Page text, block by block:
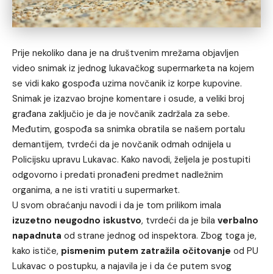
Prije nekoliko dana je na društvenim mrežama objavljen
video snimak iz jednog lukavačkog supermarketa na kojem
se vidi kako gospođa uzima novčanik iz korpe kupovine.
Snimak je izazvao brojne komentare i osude, a veliki broj
građana zaključio je da je novčanik zadržala za sebe.
Međutim, gospođa sa snimka obratila se našem portalu
demantijem, tvrdeći da je novčanik odmah odnijela u
Policijsku upravu Lukavac. Kako navodi, željela je postupiti
odgovorno i predati pronađeni predmet nadležnim
organima, a ne isti vratiti u supermarket.
U svom obraćanju navodi i da je tom prilikom imala
izuzetno neugodno iskustvo, tvrdeći da je bila verbalno
napadnuta od strane jednog od inspektora. Zbog toga je,
kako ističe, pismenim putem zatražila očitovanje od PU
Lukavac o postupku, a najavila je i da će putem svog